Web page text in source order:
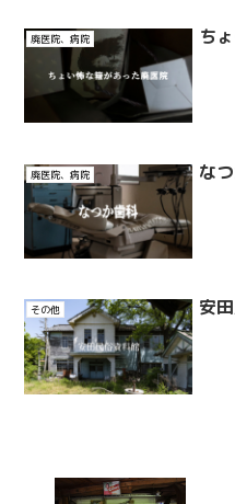
廃医院、病院 ち
廃医院、病院 な
その他 安